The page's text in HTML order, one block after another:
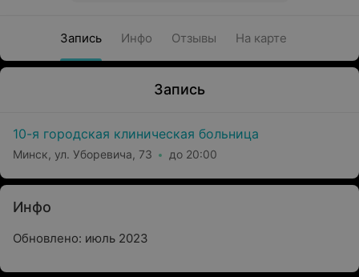
Запись Инфо Отзывы На карте
Запись
10-я городская клиническая больница
Минск, ул. Уборевича, 73 до 20:00
Инфо
Обновлено: июль 2023